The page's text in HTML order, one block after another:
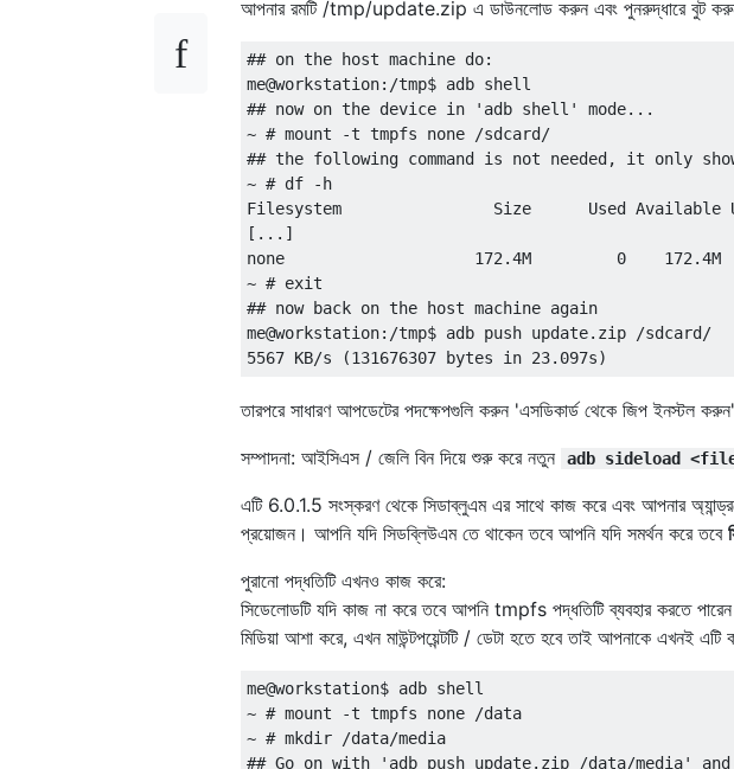
আপনার রমটি /tmp/update.zip এ ডাউনলোড করুন এবং পুনরুদ্ধারে বুট
## on the host machine do:
me@workstation:/tmp$ adb shell
## now on the device in 'adb shell' mode...
~ # mount -t tmpfs none /sdcard/
## the following command is not needed, it only
~ # df -h
Filesystem                Size      Used Available
[...]
none                    172.4M         0    172.4M
~ # exit
## now back on the host machine again
me@workstation:/tmp$ adb push update.zip /sdcard/
তারপরে সাধারণ আপডেটের পদক্ষেপগুলি করুন 'এসডিকার্ড থেকে জিপ ইনস্টল
সম্পাদনা: আইসিএস / জেলি বিন দিয়ে শুরু করে নতুন
adb sideload
এটি 6.0.1.5 সংস্করণ থেকে সিডাব্লুএম এর সাথে কাজ করে এবং আপনার
প্রয়োজন। আপনি যদি সিডব্লিউএম তে থাকেন তবে আপনি যদি সমর্থন করে তবে
পুরানো পদ্ধতিটি এখনও কাজ করে:
সিডেলোডটি যদি কাজ না করে তবে আপনি tmpfs পদ্ধতিটি ব্যবহার করতে
মিডিয়া আশা করে, এখন মাউন্টপয়েন্টটি / ডেটা হতে হবে তাই আপনাকে এখনই এটি
me@workstation$ adb shell
~ # mount -t tmpfs none /data
~ # mkdir /data/media